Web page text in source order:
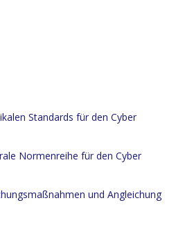
Standards für den Cyber
Normenreihe für den Cyber
und Angleichung